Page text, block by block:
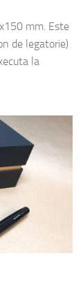
mm. Este
de legatorie)
la